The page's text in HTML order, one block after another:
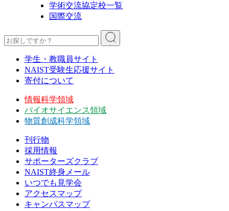
学術交流協定校一覧
国際交流
学生・教職員サイト
NAIST受験生応援サイト
寄付について
情報科学領域
バイオサイエンス領域
物質創成科学領域
刊行物
採用情報
サポーターズクラブ
NAIST終身メール
いつでも見学会
アクセスマップ
キャンパスマップ